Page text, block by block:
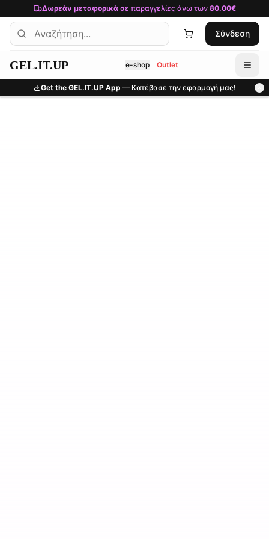
Μετάβαση στο κύριο περιεχόμενο
Δωρεάν μεταφορικάσε παραγγελίες άνω των 80.00€
Σύνδεση
GEL.IT.UP e-shop Outlet
Get the GEL.IT.UP App — Κατέβασε την εφαρμογή μας!